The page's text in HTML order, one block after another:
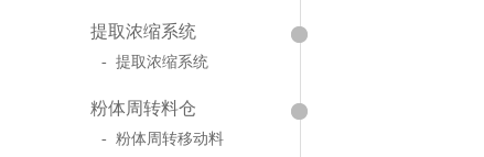
提取浓缩系统
- 提取浓缩系统
粉体周转料仓
- 粉体周转移动料